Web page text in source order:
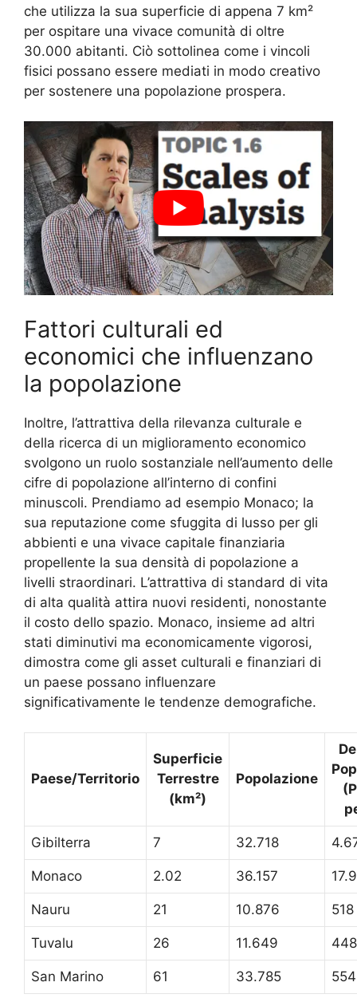
che utilizza la sua superficie di appena 7 km²
per ospitare una vivace comunità di oltre
30.000 abitanti. Ciò sottolinea come i vincoli
fisici possano essere mediati in modo creativo
per sostenere una popolazione prospera.
Fattori culturali ed
economici che influenzano
la popolazione
Inoltre, l’attrattiva della rilevanza culturale e
della ricerca di un miglioramento economico
svolgono un ruolo sostanziale nell’aumento delle
cifre di popolazione all’interno di confini
minuscoli. Prendiamo ad esempio Monaco; la
sua reputazione come sfuggita di lusso per gli
abbienti e una vivace capitale finanziaria
propellente la sua densità di popolazione a
livelli straordinari. L’attrattiva di standard di vita
di alta qualità attira nuovi residenti, nonostante
il costo dello spazio. Monaco, insieme ad altri
stati diminutivi ma economicamente vigorosi,
dimostra come gli asset culturali e finanziari di
un paese possano influenzare
significativamente le tendenze demografiche.
Paese/Territorio
Superficie
Terrestre
(km²)
Popolazione
Gibilterra 7 32.718
Monaco 2.02 36.157
Nauru 21 10.876 518
Tuvalu 26 11.649 448
San Marino 61 33.785 554